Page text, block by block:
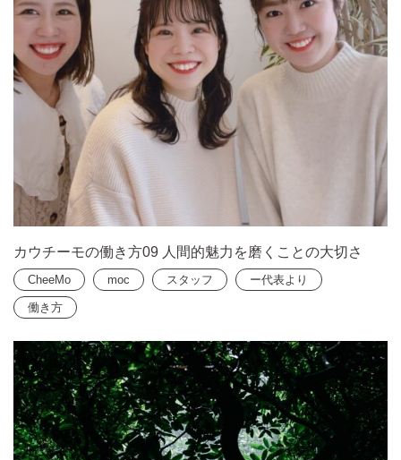
カウチーモの働き方09 人間的魅力を磨くことの大切さ
CheeMo moc スタッフ ー代表より
働き方